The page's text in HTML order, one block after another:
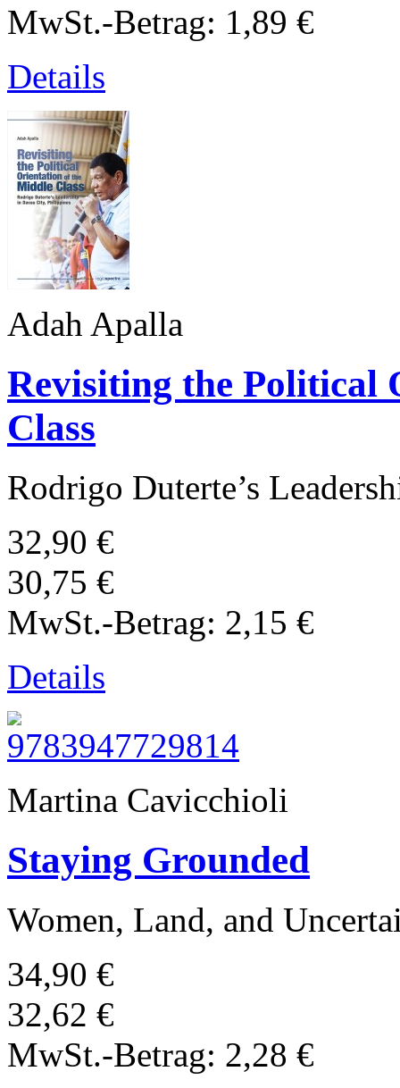
MwSt.-Betrag: 1,89 €
Details
Adah Apalla
Revisiting the Political
Class
Rodrigo Duterte’s
32,90 €
30,75 €
MwSt.-Betrag: 2,15 €
Details
Martina Cavicchioli
Staying Grounded
Women, Land, and
34,90 €
32,62 €
MwSt.-Betrag: 2,28 €